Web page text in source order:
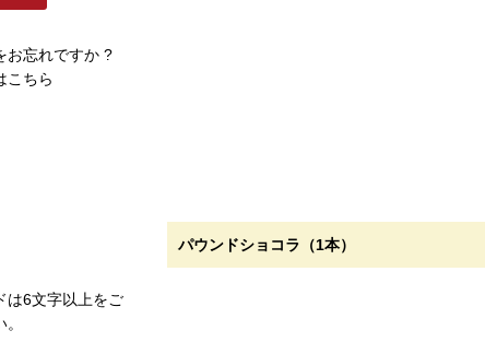
パウンドショコラ（1本）
お忘れですか ?
こちら
は6文字以上をご